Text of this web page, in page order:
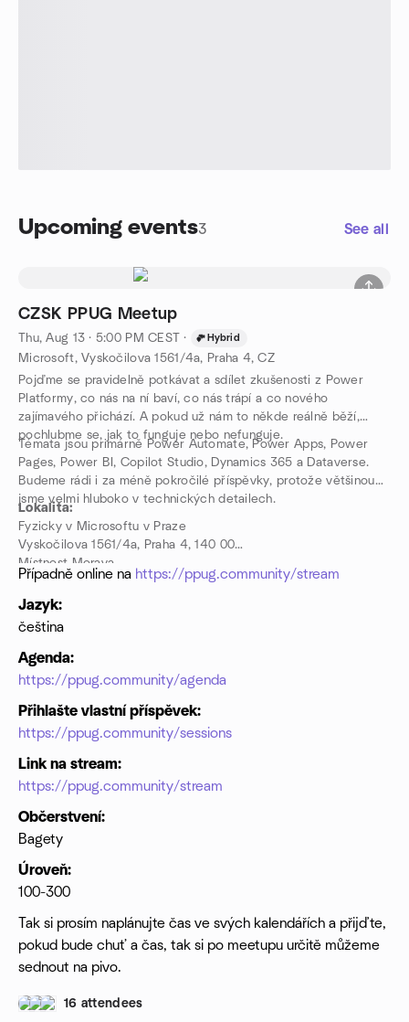
Upcoming events3 See all
CZSK PPUG Meetup
Thu, Aug 13 · 5:00 PM CEST · Hybrid
Microsoft, Vyskočilova 1561/4a, Praha 4, CZ
Pojďme se pravidelně potkávat a sdílet zkušenosti z Power
Platformy, co nás na ní baví, co nás trápí a co nového
zajímavého přichází. A pokud už nám to někde reálně běží,
pochlubme se, jak to funguje nebo nefunguje.
Témata jsou primárně Power Automate, Power Apps, Power
Pages, Power BI, Copilot Studio, Dynamics 365 a Dataverse.
Budeme rádi i za méně pokročilé příspěvky, protože většinou
jsme velmi hluboko v technických detailech.
Lokalita:
Fyzicky v Microsoftu v Praze
Vyskočilova 1561/4a, Praha 4, 140 00
Místnost Morava
Případně online na https://ppug.community/stream
Jazyk:
čeština
Agenda:
https://ppug.community/agenda
Přihlašte vlastní příspěvek:
https://ppug.community/sessions
Link na stream:
https://ppug.community/stream
Občerstvení:
Bagety
Úroveň:
100-300
Tak si prosím naplánujte čas ve svých kalendářích a přijďte,
pokud bude chuť a čas, tak si po meetupu určitě můžeme
sednout na pivo.
16 attendees